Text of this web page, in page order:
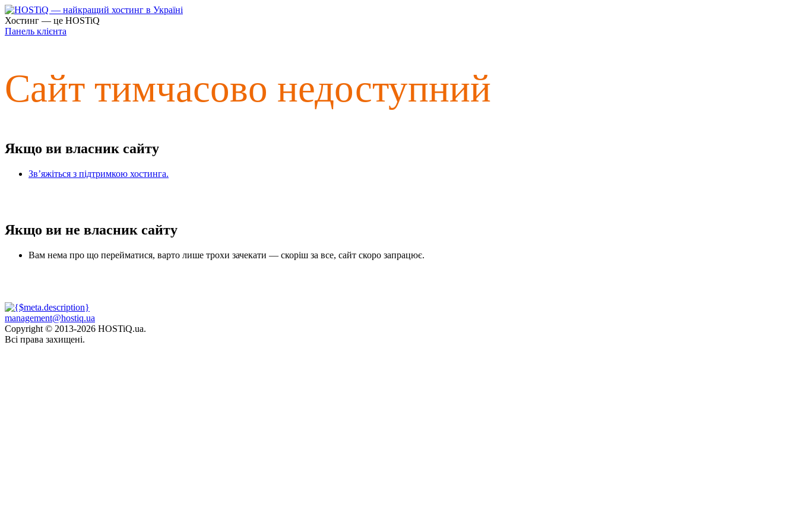
Хостинг — це HOSTiQ
Панель клієнта
Сайт тимчасово недоступний
Якщо ви власник сайту
Зв’яжіться з підтримкою хостинга.
Якщо ви не власник сайту
Вам нема про що перейматися, варто лише трохи зачекати — скоріш за все, сайт скоро запрацює.
management@hostiq.ua
Copyright © 2013-2026 HOSTiQ.ua.
Всі права захищені.